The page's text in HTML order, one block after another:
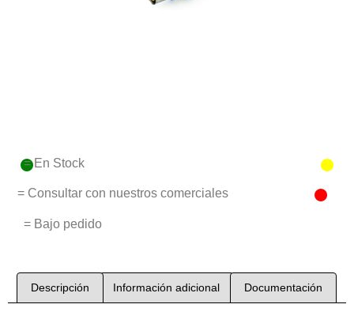
= En Stock
= Consultar con nuestros comerciales
= Bajo pedido
Descripción Información adicional Documentación